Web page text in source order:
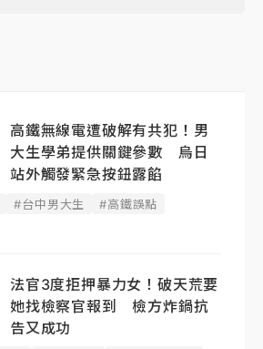
高鐵無線電遭破解有共犯！男
大生學弟提供關鍵參數 烏日
站外觸發緊急按鈕露餡
#台中男大生
#高鐵誤點
法官3度拒押暴力女！破天荒要
她找檢察官報到 檢方炸鍋抗
告又成功